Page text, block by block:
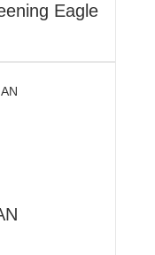
Eagle